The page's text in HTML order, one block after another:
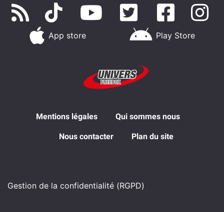
App store Play Store
Mentions légales Qui sommes nous
Nous contacter Plan du site
Gestion de la confidentialité (RGPD)